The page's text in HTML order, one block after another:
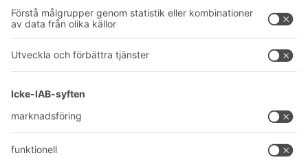
Våra produktionsanläggningar
BIT O
YOUR LIFE.